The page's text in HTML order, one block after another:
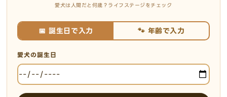
愛犬は人間だと何歳？ライフステージをチェック
📅 誕生日で入力 🐾 年齢で入力
愛犬の誕生日